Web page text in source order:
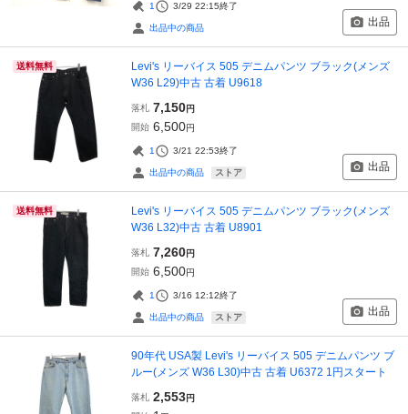
1 3/29 22:15終了
出品中の商品 出品
送料無料
Levi's リーバイス 505 デニムパンツ ブラック(メンズ
W36 L29)中古 古着 U9618
落札 7,150円
開始 6,500円
1 3/21 22:53終了
出品中の商品 ストア 出品
送料無料
Levi's リーバイス 505 デニムパンツ ブラック(メンズ
W36 L32)中古 古着 U8901
落札 7,260円
開始 6,500円
1 3/16 12:12終了
出品中の商品 ストア 出品
90年代 USA製 Levi's リーバイス 505 デニムパンツ ブ
ルー(メンズ W36 L30)中古 古着 U6372 1円スタート
落札 2,553円